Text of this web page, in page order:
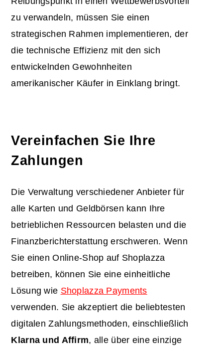
zu verwandeln, müssen Sie einen
strategischen Rahmen implementieren, der
die technische Effizienz mit den sich
entwickelnden Gewohnheiten
amerikanischer Käufer in Einklang bringt.
Vereinfachen Sie Ihre
Zahlungen
Die Verwaltung verschiedener Anbieter für
alle Karten und Geldbörsen kann Ihre
betrieblichen Ressourcen belasten und die
Finanzberichterstattung erschweren. Wenn
Sie einen Online-Shop auf Shoplazza
betreiben, können Sie eine einheitliche
Lösung wie Shoplazza Payments
verwenden. Sie akzeptiert die beliebtesten
digitalen Zahlungsmethoden, einschließlich
Klarna und Affirm, alle über eine einzige